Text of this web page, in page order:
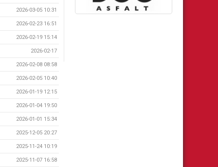
2026-03-05 10:31
2026-02-23 16:51
2026-02-19 15:14
2026-02-17
2026-02-08 08:58
2026-02-05 10:40
2026-01-19 12:15
2026-01-04 19:50
2026-01-01 15:34
2025-12-05 20:27
2025-11-24 10:19
2025-11-07 16:58